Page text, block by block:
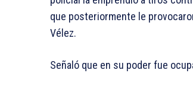
que posteriormente le
Vélez.
Señaló que en su poder fue